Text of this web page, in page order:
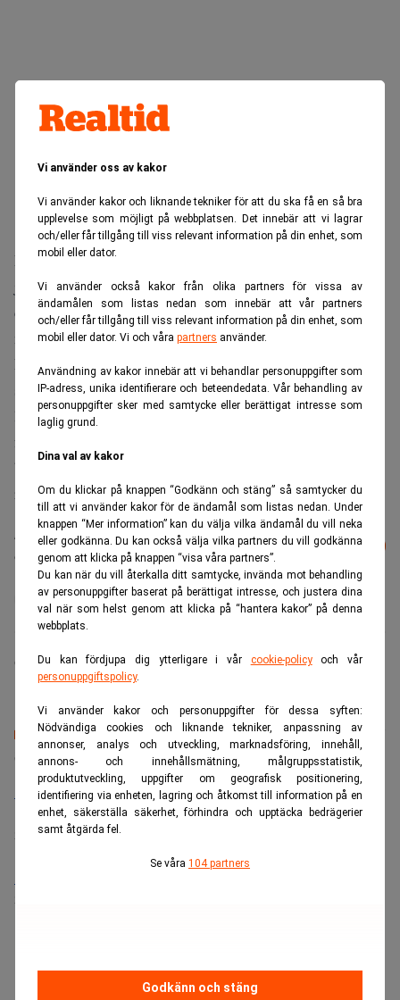
Vi använder oss av kakor
Vi använder kakor och liknande tekniker för att du ska få en så bra
upplevelse som möjligt på webbplatsen. Det innebär att vi lagrar
och/eller får tillgång till viss relevant information på din enhet, som
mobil eller dator.
Vi använder också kakor från olika partners för vissa av
ändamålen som listas nedan som innebär att vår partners
och/eller får tillgång till viss relevant information på din enhet, som
mobil eller dator. Vi och våra partners använder.
Användning av kakor innebär att vi behandlar personuppgifter som
IP-adress, unika identifierare och beteendedata. Vår behandling av
personuppgifter sker med samtycke eller berättigat intresse som
laglig grund.
Dina val av kakor
Om du klickar på knappen “Godkänn och stäng” så samtycker du
till att vi använder kakor för de ändamål som listas nedan. Under
knappen “Mer information” kan du välja vilka ändamål du vill neka
eller godkänna. Du kan också välja vilka partners du vill godkänna
genom att klicka på knappen “visa våra partners”.
Du kan när du vill återkalla ditt samtycke, invända mot behandling
av personuppgifter baserat på berättigat intresse, och justera dina
val när som helst genom att klicka på “hantera kakor” på denna
webbplats.
Du kan fördjupa dig ytterligare i vår cookie-policyoch vår
personuppgiftspolicy.
Vi använder kakor och personuppgifter för dessa syften:
Nödvändiga cookies och liknande tekniker, anpassning av
annonser, analys och utveckling, marknadsföring, innehåll,
annons- och innehållsmätning, målgruppsstatistik,
produktutveckling, uppgifter om geografisk positionering,
identifiering via enheten, lagring och åtkomst till information på en
enhet, säkerställa säkerhet, förhindra och upptäcka bedrägerier
samt åtgärda fel.
Se våra 104 partners
Godkänn och stäng
Nu är hela brexitprocessen på väg mot ett utträde den sista
januari. Torsdagens beslut föregicks av två dagars debatt
där oppositionen gjorde några försök att få till stånd
mindre ändringar, utan resultat. Det rapporterar SVT.
Det som händer härnäst är att överhuset ska lämna
synpunkter på brexitlagstiftningen, därefter kan det
lämnas över till drottningen för en sista signatur. Därpå
följer en elva månader lång övergångsperiod då den
brittiska regeringen och EU ska komma överens om
relationen framöver.
Läs mer från Realtid - vårt nyhetsbrev
är kostnadsfritt:
Prenumerera
Boris Johnson Brexit
Camilla Jonsson
Senaste lediga jobben
Bolagsjurist till Eltel AB
Placering:Bromma, Stockholm
Sista ansökningsdag:
Sista ansökningsdag: